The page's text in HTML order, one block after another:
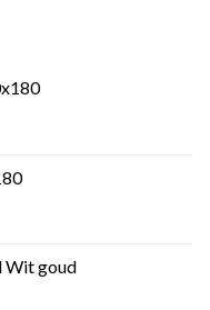
Wit goud